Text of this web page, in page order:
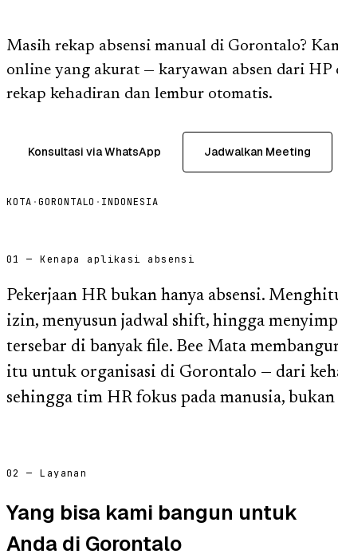
Masih rekap absensi manual di Gorontalo?
online yang akurat — karyawan absen dari HP
rekap kehadiran dan lembur otomatis.
Konsultasi via WhatsApp Jadwalkan Meeting
KOTA ·GORONTALO · INDONESIA
01 — Kenapa aplikasi absensi
Pekerjaan HR bukan hanya absensi.
izin, menyusun jadwal shift, hingga
tersebar di banyak file. Bee Mata
itu untuk organisasi di Gorontalo — dari
sehingga tim HR fokus pada manusia,
02 — Layanan
Yang bisa kami bangun untuk
Anda di Gorontalo